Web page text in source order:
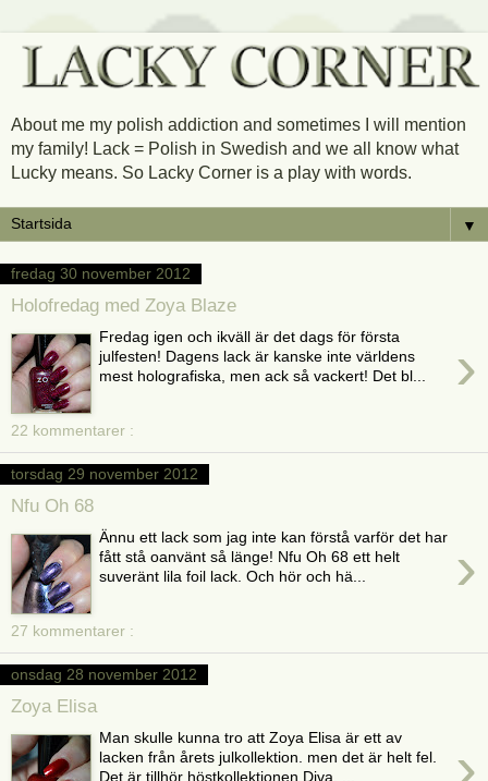
About me my polish addiction and sometimes I will mention
my family! Lack = Polish in Swedish and we all know what
Lucky means. So Lacky Corner is a play with words.
▼
fredag 30 november 2012
Holofredag med Zoya Blaze
›
Fredag igen och ikväll är det dags för första
julfesten! Dagens lack är kanske inte världens
mest holografiska, men ack så vackert! Det bl...
22 kommentarer :
torsdag 29 november 2012
Nfu Oh 68
›
Ännu ett lack som jag inte kan förstå varför det har
fått stå oanvänt så länge! Nfu Oh 68 ett helt
suveränt lila foil lack. Och hör och hä...
27 kommentarer :
onsdag 28 november 2012
Zoya Elisa
Man skulle kunna tro att Zoya Elisa är ett av
lacken från årets julkollektion. men det är helt fel.
Det är tillhör höstkollektionen Diva. ...